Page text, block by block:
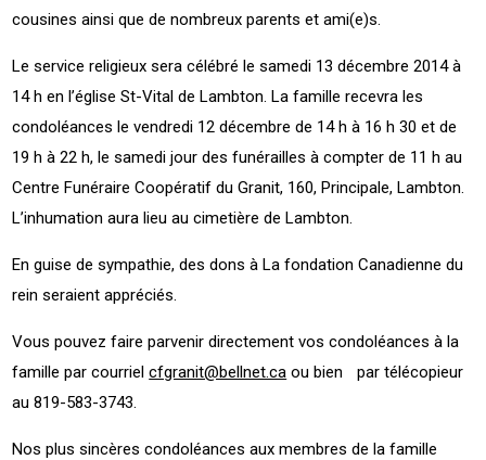
cousines ainsi que de nombreux parents et ami(e)s.
Le service religieux sera célébré le samedi 13 décembre 2014 à
14 h en l’église St-Vital de Lambton. La famille recevra les
condoléances le vendredi 12 décembre de 14 h à 16 h 30 et de
19 h à 22 h, le samedi jour des funérailles à compter de 11 h au
Centre Funéraire Coopératif du Granit, 160, Principale, Lambton.
L’inhumation aura lieu au cimetière de Lambton.
En guise de sympathie, des dons à La fondation Canadienne du
rein seraient appréciés.
Vous pouvez faire parvenir directement vos condoléances à la
famille par courrielcfgranit@bellnet.ca ou bien par télécopieur
au 819-583-3743.
Nos plus sincères condoléances aux membres de la famille